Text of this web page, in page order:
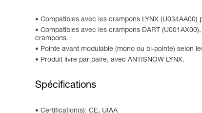
Compatibles avec les crampons LYNX
Compatibles avec les crampons DART
crampons.
Pointe avant modulable (mono ou bi-pointe) selon
Produit livré par paire, avec ANTISNOW LYNX.
Spécifications
Certification(s): CE, UIAA